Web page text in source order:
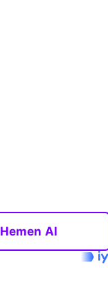
Hemen Al